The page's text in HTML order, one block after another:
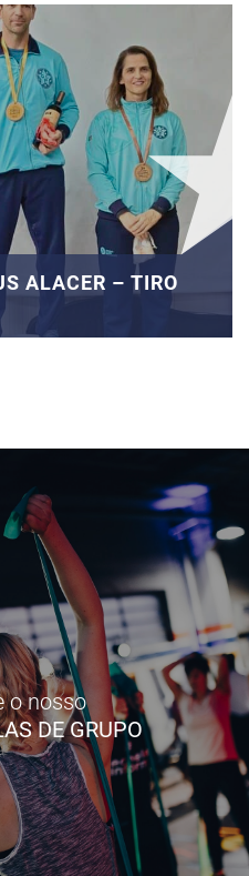
ALACER – TIRO
o nosso
DE GRUPO